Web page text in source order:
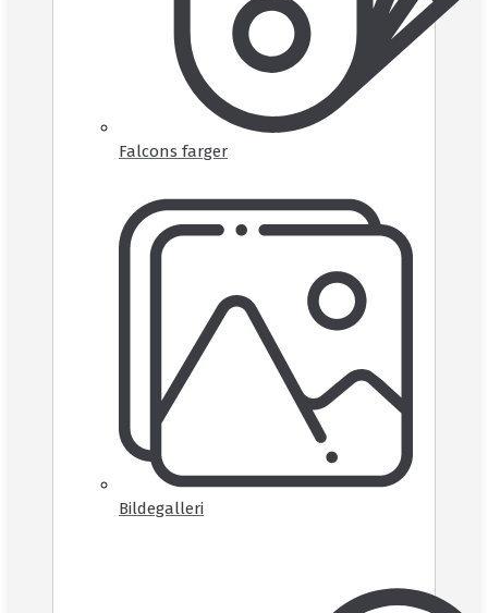
Falcons farger
Bildegalleri